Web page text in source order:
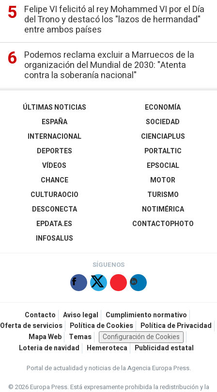
Felipe VI felicitó al rey Mohammed VI por el Día
del Trono y destacó los "lazos de hermandad"
entre ambos países
Podemos reclama excluir a Marruecos de la
organización del Mundial de 2030: "Atenta
contra la soberanía nacional"
ÚLTIMAS NOTICIAS
ESPAÑA
INTERNACIONAL
DEPORTES
VÍDEOS
ECONOMÍA
SOCIEDAD
CIENCIAPLUS
PORTALTIC
EPSOCIAL
CHANCE
CULTURAOCIO
DESCONECTA
EPDATA.ES
INFOSALUS
MOTOR
TURISMO
NOTIMÉRICA
CONTACTOPHOTO
SÍGUENOS
Contacto Aviso legal
Cumplimiento normativo
Oferta de servicios
Política de Cookies
Política de Privacidad
Mapa Web
Temas
Configuración de Cookies
Loteria de navidad
Hemeroteca Publicidad estatal
Portal de actualidad y noticias de la Agencia Europa Press.
© 2026 Europa Press.Está expresamente prohibida la redistribución y la